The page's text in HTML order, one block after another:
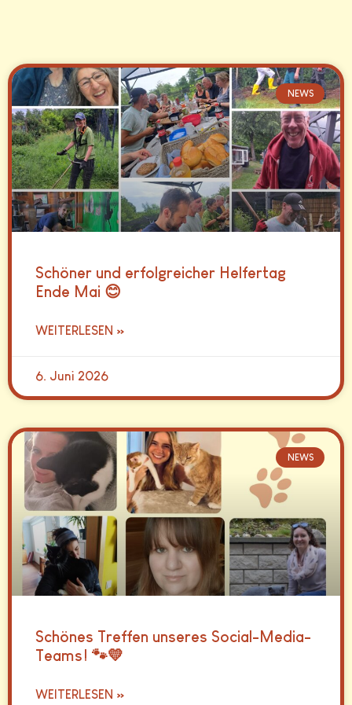
NEWS
Schöner und erfolgreicher Helfertag
Ende Mai 😊
WEITERLESEN »
6. Juni 2026
NEWS
Schönes Treffen unseres Social-Media-
Teams! 🐾💛
WEITERLESEN »